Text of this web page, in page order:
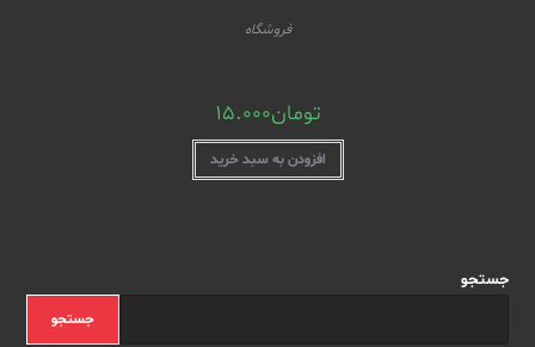
فروشگاه
تومان15.000
افزودن به سبد خرید
جستجو
جستجو